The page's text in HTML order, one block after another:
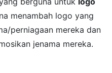
menambah logo yang
perniagaan mereka dan
jenama mereka.